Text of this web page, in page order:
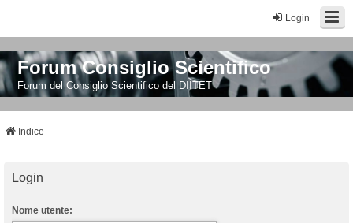
Login
Forum Consiglio Scientifico
Forum del Consiglio Scientifico del DIITET
Indice
Login
Nome utente: